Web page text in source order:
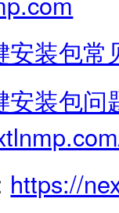
安装包
安装包
https://